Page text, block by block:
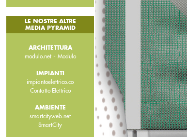
LE NOSTRE ALTRE
MEDIA PYRAMID
ARCHITETTURA
modulo.net- Modulo
IMPIANTI
impiantoelettrico.co
Contatto Elettrico
AMBIENTE
smartcityweb.net
SmartCity